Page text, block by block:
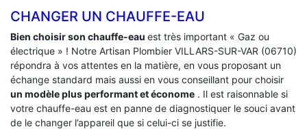
CHANGER UN CHAUFFE-EAU
Bien choisir son chauffe-eau est très important « Gaz ou
électrique » ! Notre Artisan Plombier VILLARS-SUR-VAR (06710)
répondra à vos attentes en la matière, en vous proposant un
échange standard mais aussi en vous conseillant pour choisir
un modèle plus performant et économe . Il est raisonnable si
votre chauffe-eau est en panne de diagnostiquer le souci avant
de le changer l’appareil que si celui-ci se justifie.